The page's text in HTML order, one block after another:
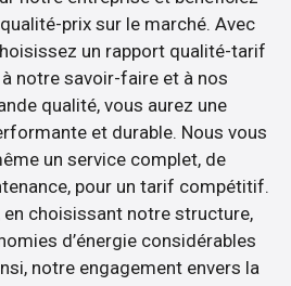
prix sur le marché. Avec
un rapport qualité-tarif
notre savoir-faire et à nos
qualité, vous aurez une
et durable. Nous vous
un service complet, de
pour un tarif compétitif.
en choisissant notre structure,
d’énergie considérables
notre engagement envers la